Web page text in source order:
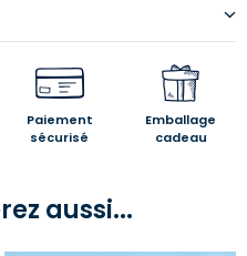
Paiement
sécurisé
Emballage
cadeau
aussi...